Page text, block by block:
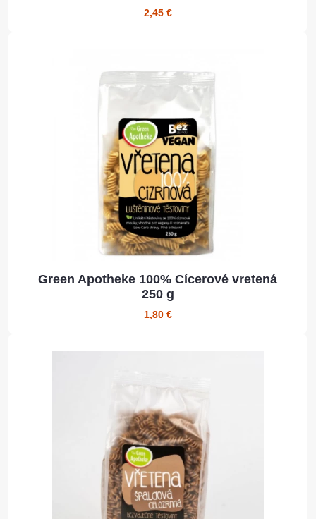
2,45 €
Green Apotheke 100% Cícerové vretená
250 g
1,80 €